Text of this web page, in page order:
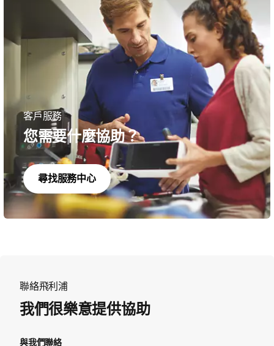
客戶服務
您需要什麼協助？
尋找服務中心
聯絡飛利浦
我們很樂意提供協助
與我們聯絡